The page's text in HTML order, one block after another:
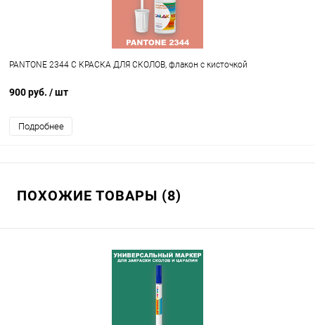
PANTONE 2344 C КРАСКА ДЛЯ СКОЛОВ, флакон с кисточкой
900 руб. / шт
Подробнее
ПОХОЖИЕ ТОВАРЫ (8)